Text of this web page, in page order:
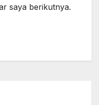
saya berikutnya.